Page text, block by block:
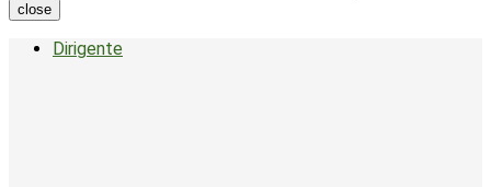
close
Dirigente